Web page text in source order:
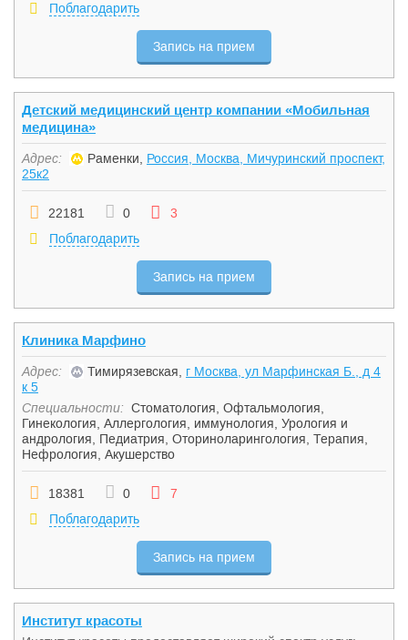
Поблагодарить
Запись на прием
Детский медицинский центр компании «Мобильная
медицина»
Адрес: Раменки, Россия, Москва, Мичуринский проспект,
25к2
22181 0
3
Поблагодарить
Запись на прием
Клиника Марфино
Адрес: Тимирязевская, г Москва, ул Марфинская Б., д 4
к 5
Специальности: Стоматология Офтальмология
Гинекология Аллергология, иммунология Урология и
андрология
Педиатрия Оториноларингология Терапия
Нефрология Акушерство
18381 0
7
Поблагодарить
Запись на прием
Институт красоты